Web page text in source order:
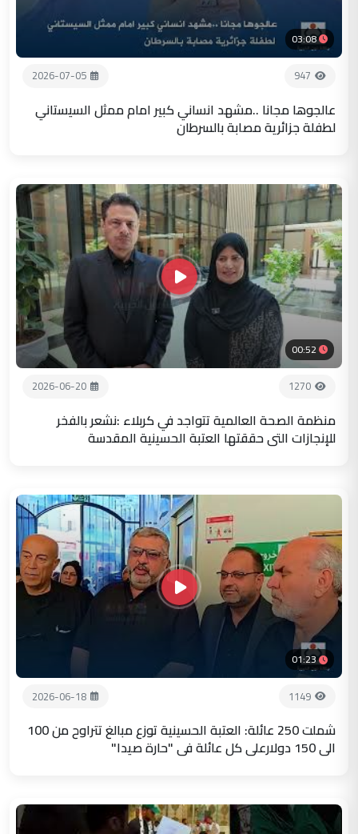
03:08
947
2026-07-05
عالجوها مجانا ..مشهد انساني كبير امام ممثل السيستاني
لطفلة جزائرية مصابة بالسرطان
00:52
1270
2026-06-20
منظمة الصحة العالمية تتواجد في كربلاء :نشعر بالفخر
للإنجازات التي حققتها العتبة الحسينية المقدسة
01:23
1149
2026-06-18
شملت 250 عائلة: العتبة الحسينية توزع مبالغ تتراوح من 100
الى 150 دولارعلى كل عائلة في "حارة صيدا"